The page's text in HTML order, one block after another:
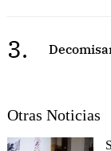
3.
Otras Noticias